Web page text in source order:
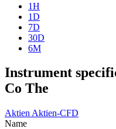
1H
1D
7D
30D
6M
Instrument
Co The
Aktien Aktien-CFD
Name